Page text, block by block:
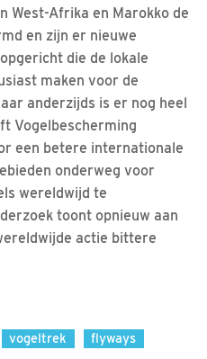
West-Afrika en Marokko de
en zijn er nieuwe
die de lokale
maken voor de
anderzijds is er nog heel
Vogelbescherming
een betere internationale
onderweg voor
wereldwijd te
toont opnieuw aan
actie bittere
vogeltrek flyways